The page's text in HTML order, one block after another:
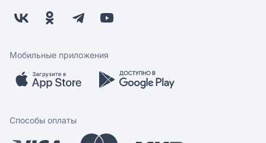
Заводчикам
Обратная связь
Бонусная программа
Скидки и акции
Мобильное приложение
Мобильные приложения
Способы оплаты